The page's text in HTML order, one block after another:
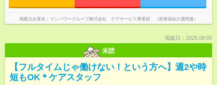
掲載元企業名 マンパワーグループ株式会社 ケアサービス事業部 （医療福祉介護関連）
掲載日：2026.08.05
未読
【フルタイムじゃ働けない！という方へ】週2や時
短もOK＊ケアスタッフ